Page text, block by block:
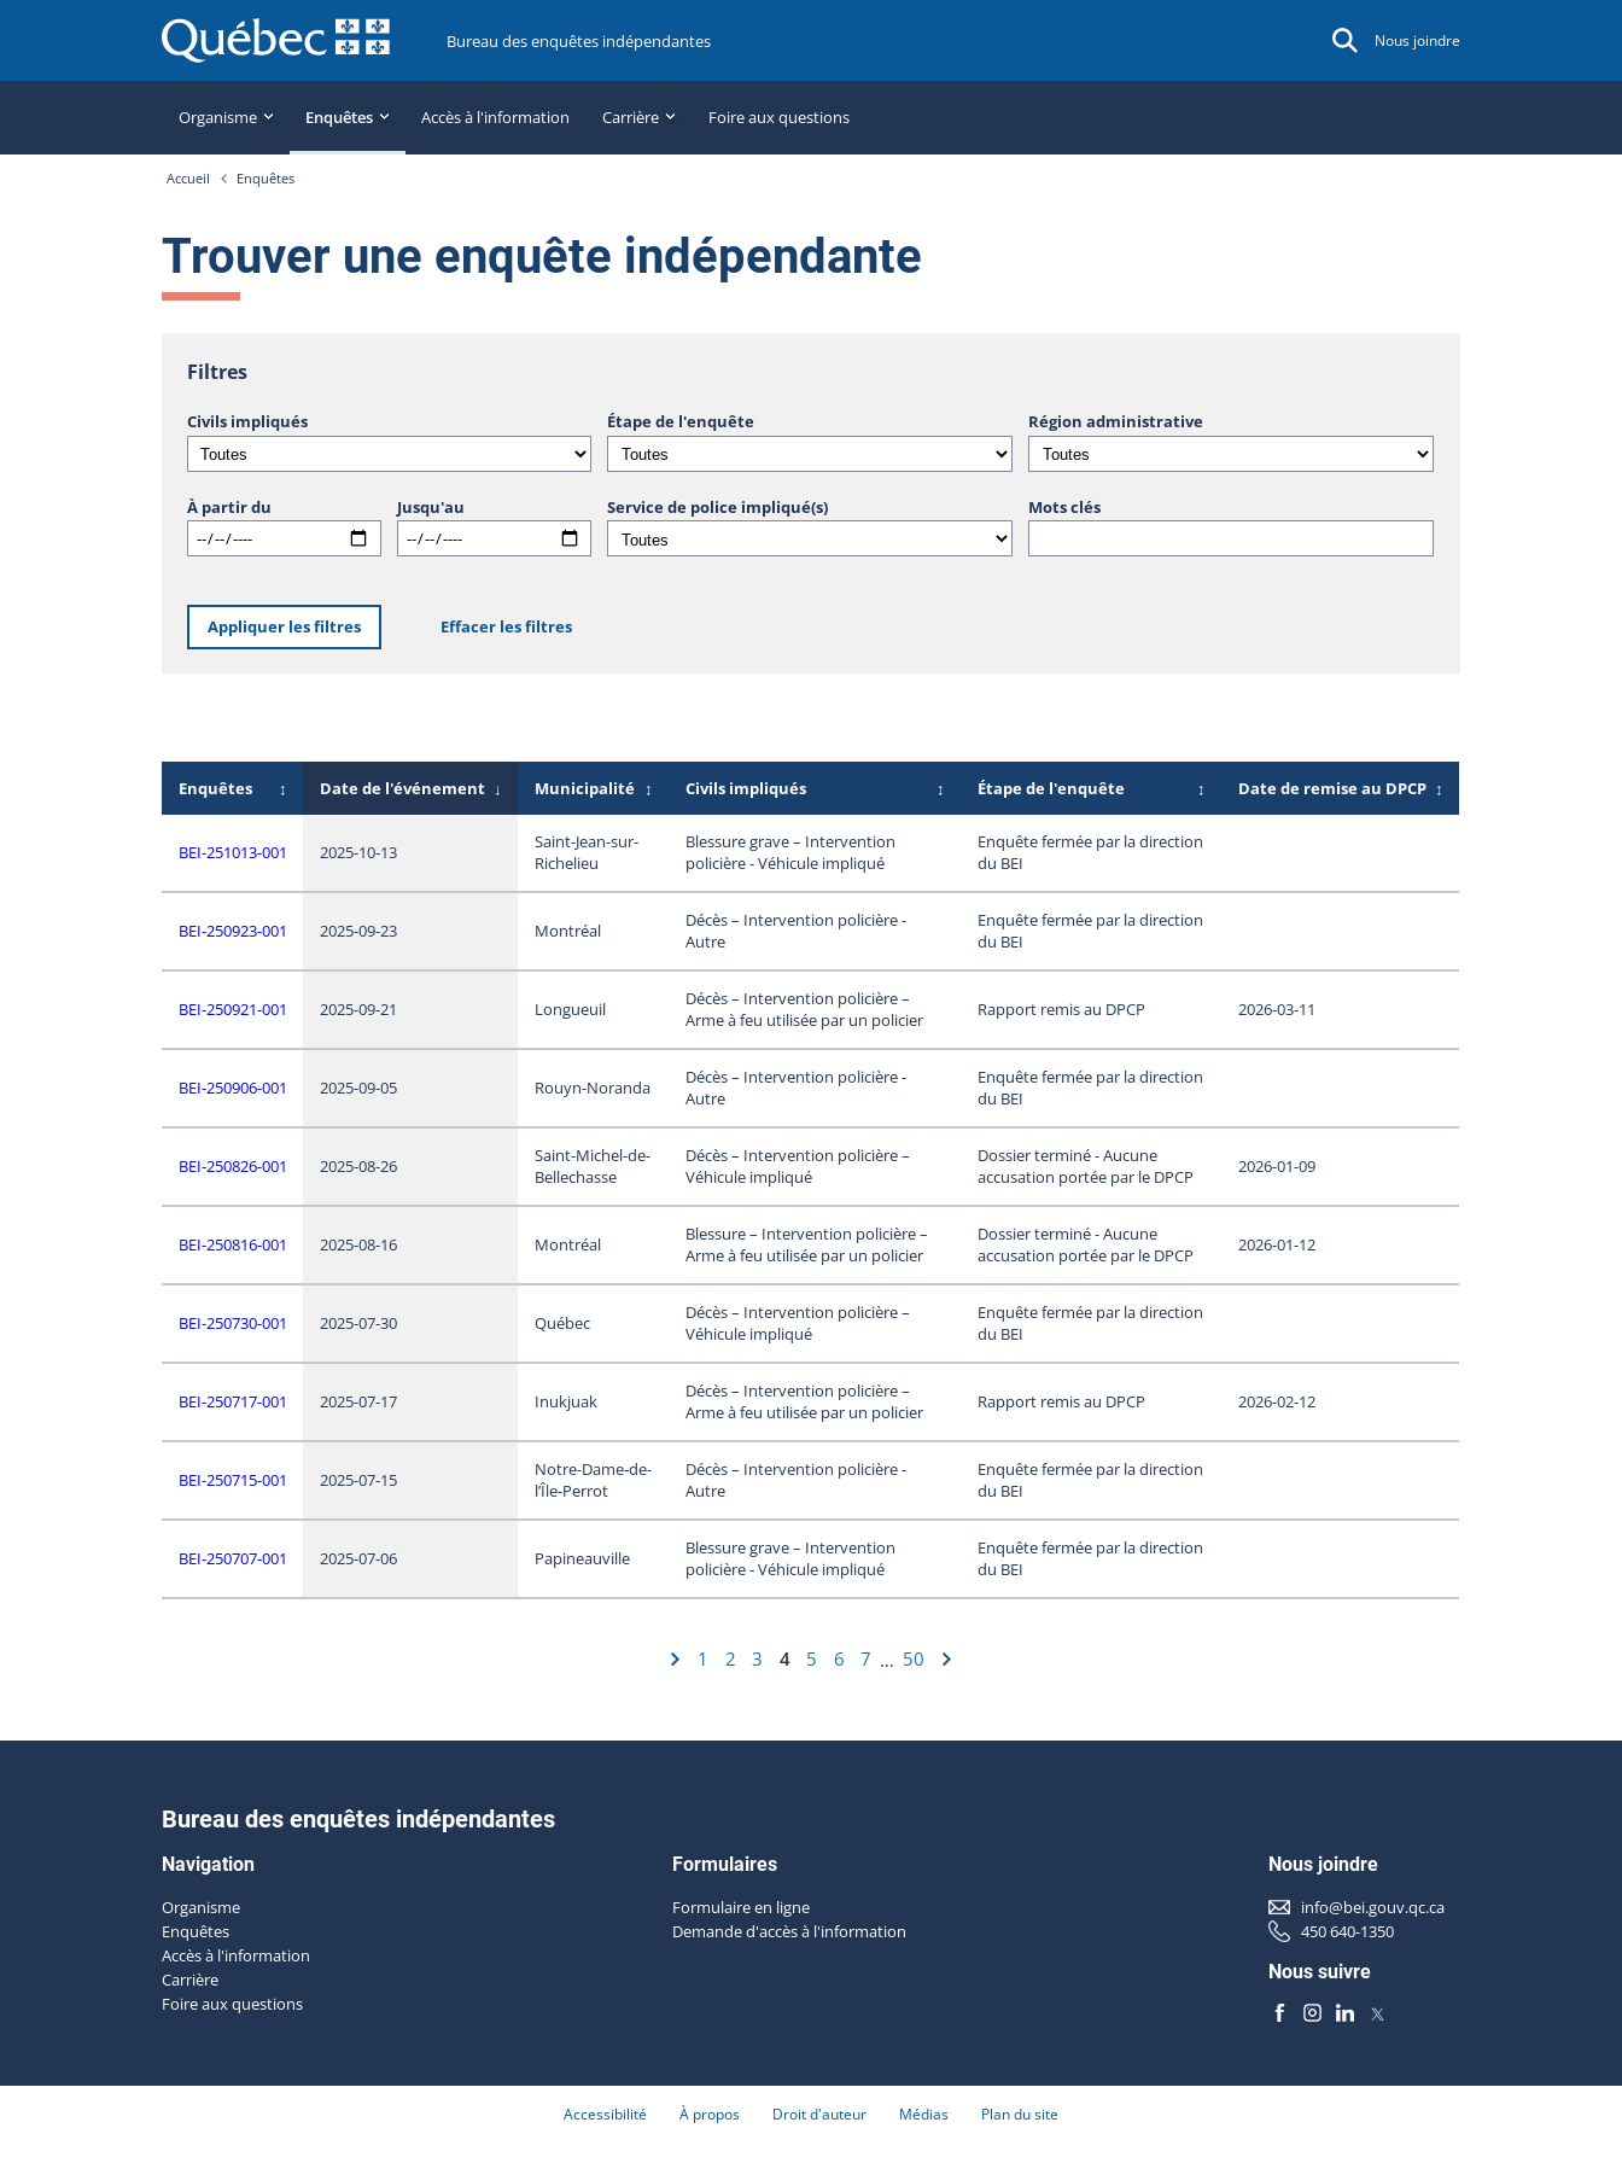
Bureau des enquêtes indépendantes Nous joindre
Organisme Enquêtes Accès à l'information Carrière Foire aux questions
Accueil Enquêtes
Trouver une enquête indépendante
Filtres
Civils impliqués Étape de l'enquête Région administrative
À partir du Jusqu'au Service de police impliqué(s) Mots clés
Appliquer les filtres Effacer les filtres
Enquêtes ↕ Date de l'événement ↓ Municipalité ↕ Civils impliqués ↕ Étape de l'enquête ↕ Date de remise au DPCP ↕
BEI-251013-001 2025-10-13
Saint-Jean-sur-
Richelieu
Blessure grave – Intervention
policière - Véhicule impliqué
Enquête fermée par la direction
du BEI
BEI-250923-001 2025-09-23 Montréal
Décès – Intervention policière -
Autre
Enquête fermée par la direction
du BEI
BEI-250921-001 2025-09-21 Longueuil
Décès – Intervention policière –
Arme à feu utilisée par un policier
Rapport remis au DPCP 2026-03-11
BEI-250906-001 2025-09-05 Rouyn-Noranda
Décès – Intervention policière -
Autre
Enquête fermée par la direction
du BEI
BEI-250826-001 2025-08-26
Saint-Michel-de-
Bellechasse
Décès – Intervention policière –
Véhicule impliqué
Dossier terminé - Aucune
accusation portée par le DPCP
2026-01-09
BEI-250816-001 2025-08-16 Montréal
Blessure – Intervention policière –
Arme à feu utilisée par un policier
Dossier terminé - Aucune
accusation portée par le DPCP
2026-01-12
BEI-250730-001 2025-07-30 Québec
Décès – Intervention policière –
Véhicule impliqué
Enquête fermée par la direction
du BEI
BEI-250717-001 2025-07-17 Inukjuak
Décès – Intervention policière –
Arme à feu utilisée par un policier
Rapport remis au DPCP 2026-02-12
BEI-250715-001 2025-07-15
Notre-Dame-de-
l’Île-Perrot
Décès – Intervention policière -
Autre
Enquête fermée par la direction
du BEI
BEI-250707-001 2025-07-06 Papineauville
Blessure grave – Intervention
policière - Véhicule impliqué
Enquête fermée par la direction
du BEI
1 2 3 4 5 6 7 … 50
Bureau des enquêtes indépendantes
Navigation
Organisme
Enquêtes
Accès à l'information
Carrière
Foire aux questions
Formulaires
Formulaire en ligne
Demande d'accès à l'information
Nous joindre
info@bei.gouv.qc.ca
450 640-1350
Nous suivre
Accessibilité À propos Droit d'auteur Médias Plan du site